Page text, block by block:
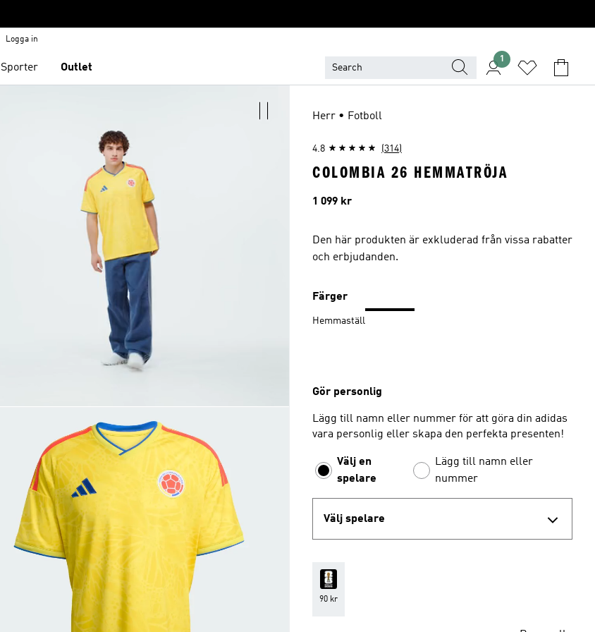
Logga in
Sporter Outlet
1
Herr • Fotboll
4.8 (314)
COLOMBIA 26 HEMMATRÖJA
Pris
1 099 kr
Den här produkten är exkluderad från vissa rabatter
och erbjudanden.
Färger
Hemmaställ
Gör personlig
Lägg till namn eller nummer för att göra din adidas
vara personlig eller skapa den perfekta presenten!
Välj en
spelare
Lägg till namn eller
nummer
Välj spelare
90 kr